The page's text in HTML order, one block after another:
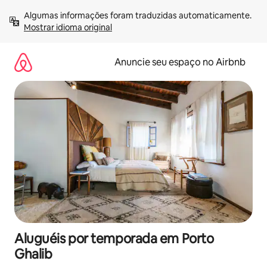
para
Mostrar idioma original
Anuncie seu espaço no Airbnb
Aluguéis por temporada em Porto
Ghalib